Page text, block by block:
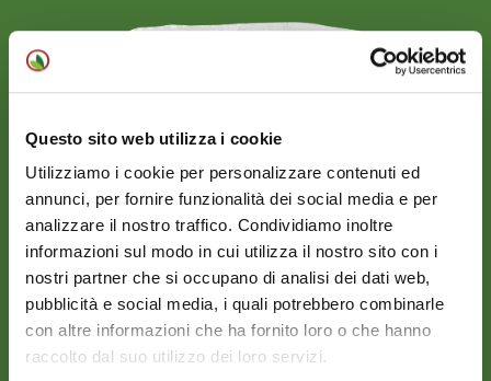
Questo sito web utilizza i cookie
Utilizziamo i cookie per personalizzare contenuti ed
annunci, per fornire funzionalità dei social media e per
analizzare il nostro traffico. Condividiamo inoltre
informazioni sul modo in cui utilizza il nostro sito con i
nostri partner che si occupano di analisi dei dati web,
pubblicità e social media, i quali potrebbero combinarle
con altre informazioni che ha fornito loro o che hanno
raccolto dal suo utilizzo dei loro servizi.
Contorni freschi
MISTICANZA